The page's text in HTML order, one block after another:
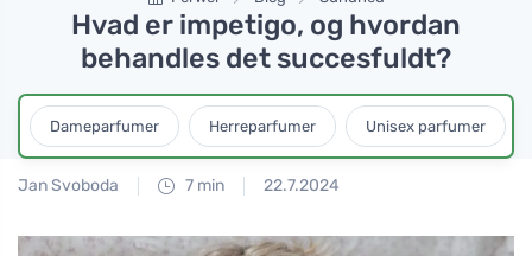
Hvad er impetigo, og hvordan
behandles det succesfuldt?
Dameparfumer Herreparfumer Unisex parfumer
Jan Svoboda 7 min 22.7.2024